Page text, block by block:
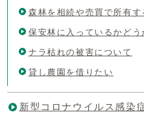
森林を相続や売買で所有す
保安林に入っているかどう
ナラ枯れの被害について
貸し農園を借りたい
新型コロナウイルス感染